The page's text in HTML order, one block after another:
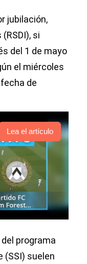
jubilación,
si
del 1 de mayo
el miércoles
de
Lea el artículo
programa
(SSI) suelen